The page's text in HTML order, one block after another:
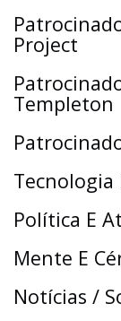
Project
Templeton
Tecnologia
Política E
Mente E
Notícias /